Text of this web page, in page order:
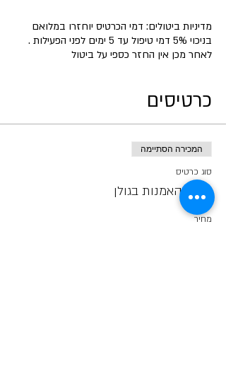
מדיניות ביטולים: דמי הכרטיס יוחזרו במלואם
בניכוי 5% דמי טיפול עד 5 ימים לפני הפעילות .
לאחר מכן אין החזר כספי על ביטול
כרטיסים
המכירה הסתיימה
סוג כרטיס
שביל האמנות בגולן
מחיר